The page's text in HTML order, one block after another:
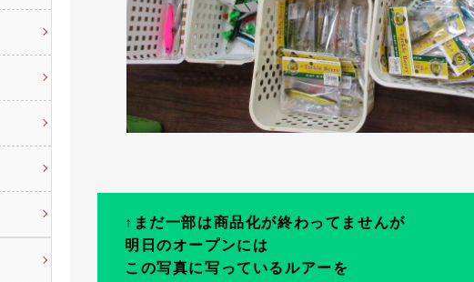
↑ まだ一部は商品化が終わってませんが
明日のオープンには
この写真に写っているルアーを